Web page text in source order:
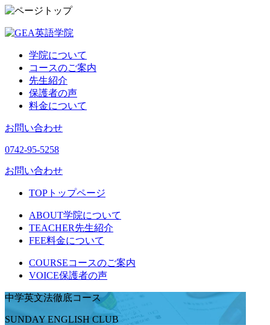
学院について
コースのご案内
先生紹介
保護者の声
料金について
お問い合わせ
0742-95-5258
お問い合わせ
TOP トップページ
ABOUT学院について
TEACHER先生紹介
FEE料金について
COURSEコースのご案内
VOICE保護者の声
中学英文法徹底コース
SUNDAY ENGLISH CLUB